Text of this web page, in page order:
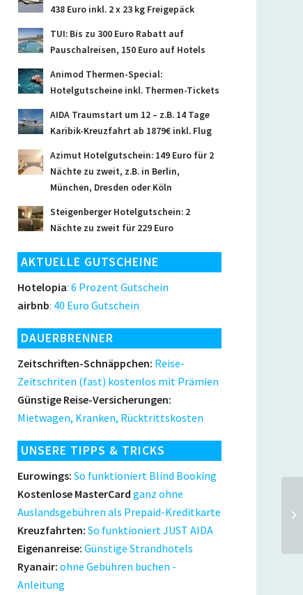
438 Euro inkl. 2 x 23 kg Freigepäck
TUI: Bis zu 300 Euro Rabatt auf
Pauschalreisen, 150 Euro auf Hotels
Animod Thermen-Special:
Hotelgutscheine inkl. Thermen-Tickets
AIDA Traumstart um 12 – z.B. 14 Tage
Karibik-Kreuzfahrt ab 1879€ inkl. Flug
Azimut Hotelgutschein: 149 Euro für 2
Nächte zu zweit, z.B. in Berlin,
München, Dresden oder Köln
Steigenberger Hotelgutschein: 2
Nächte zu zweit für 229 Euro
AKTUELLE GUTSCHEINE
Hotelopia: 6 Prozent Gutschein
airbnb: 40 Euro Gutschein
DAUERBRENNER
Zeitschriften-Schnäppchen: Reise-
Zeitschriten (fast) kostenlos mit Prämien
Günstige Reise-Versicherungen:
Mietwagen, Kranken, Rücktrittskosten
UNSERE TIPPS & TRICKS
Eurowings: So funktioniert Blind Booking
Kostenlose MasterCard ganz ohne
Auslandsgebühren als Prepaid-Kreditkarte
Kreuzfahrten: So funktioniert JUST AIDA
Eigenanreise: Günstige Strandhotels
Ryanair: ohne Gebühren buchen -
Anleitung